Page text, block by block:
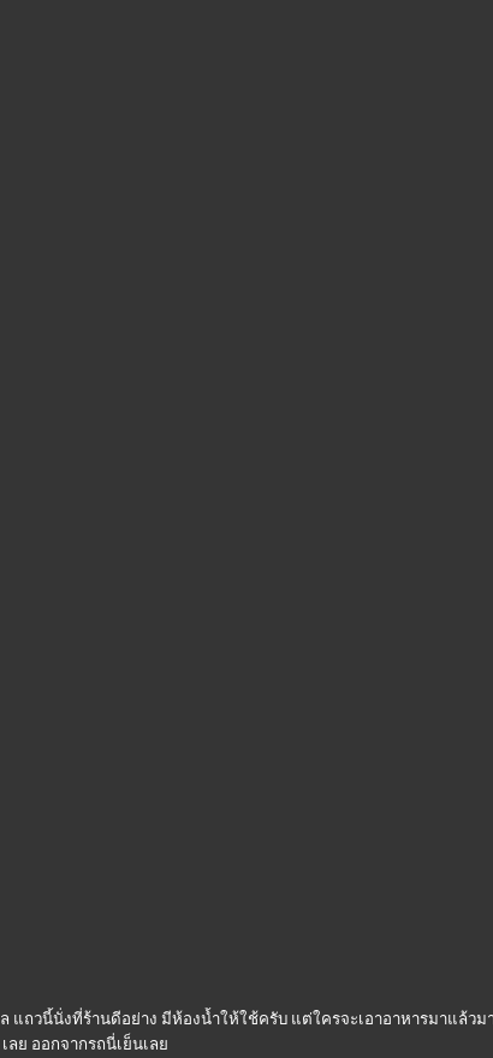
ถวนี้นั่งที่ร้านดีอย่าง มีห้องน้ำให้ใช้ครับ แต่ใครจะเอาอาหารมาแล้ว
ลย ออกจากรถนี่เย็นเล